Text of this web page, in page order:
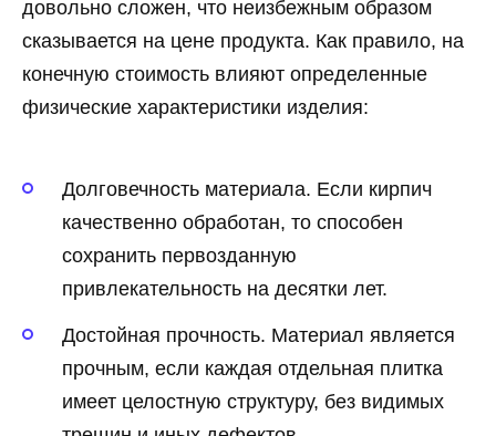
довольно сложен, что неизбежным образом
сказывается на цене продукта. Как правило, на
конечную стоимость влияют определенные
физические характеристики изделия:
Долговечность материала. Если кирпич
качественно обработан, то способен
сохранить первозданную
привлекательность на десятки лет.
Достойная прочность. Материал является
прочным, если каждая отдельная плитка
имеет целостную структуру, без видимых